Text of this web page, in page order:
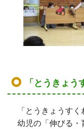
「とうきょ
「とうきょうす
幼児の「伸びる・